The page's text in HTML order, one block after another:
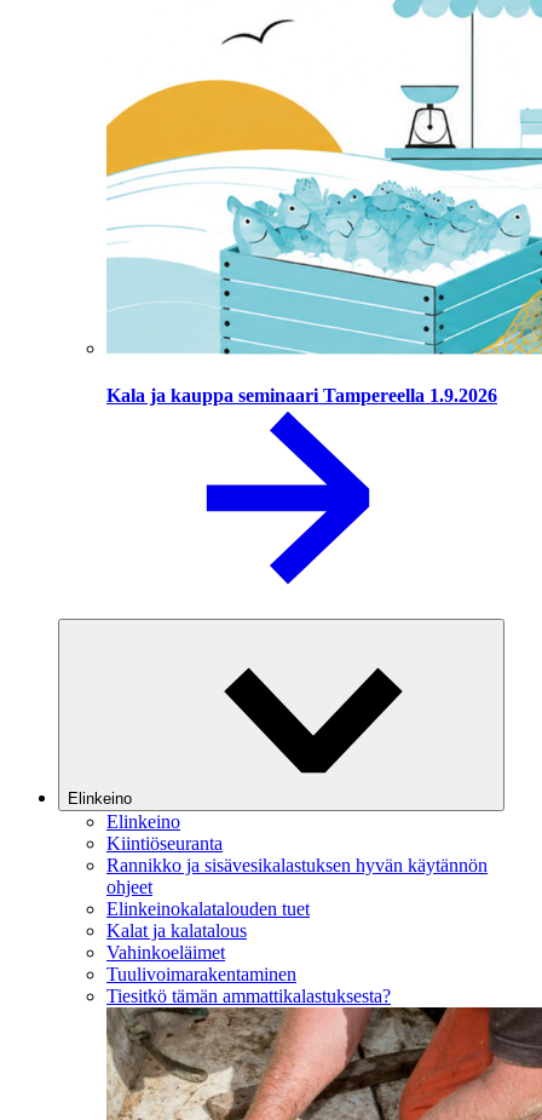
Kala ja kauppa seminaari Tampereella 1.9.2026
Elinkeino
Elinkeino
Kiintiöseuranta
Rannikko ja sisävesikalastuksen hyvän käytännön
ohjeet
Elinkeinokalatalouden tuet
Kalat ja kalatalous
Vahinkoeläimet
Tuulivoimarakentaminen
Tiesitkö tämän ammattikalastuksesta?